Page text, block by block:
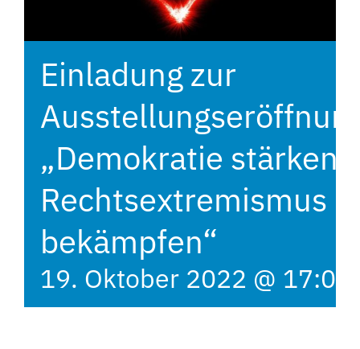
Einladung zur
„Demokratie stärken
Rechtsextremismus
bekämpfen“
19. Oktober 2022 @ 17:00